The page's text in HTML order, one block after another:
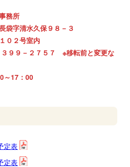
務所
袋字清水久保９８－３
２号室内
９９－２７５７ ※移転前と変更な
～17：00
定表
定表